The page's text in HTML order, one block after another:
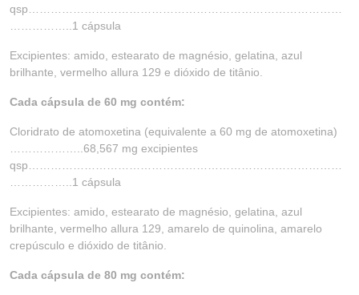
qsp…………………………………………………………………………
……………..1 cápsula
Excipientes: amido, estearato de magnésio, gelatina, azul
brilhante, vermelho allura 129 e dióxido de titânio.
Cada cápsula de 60 mg contém:
Cloridrato de atomoxetina (equivalente a 60 mg de atomoxetina)
………………..68,567 mg excipientes
qsp…………………………………………………………………………
……………..1 cápsula
Excipientes: amido, estearato de magnésio, gelatina, azul
brilhante, vermelho allura 129, amarelo de quinolina, amarelo
crepúsculo e dióxido de titânio.
Cada cápsula de 80 mg contém: